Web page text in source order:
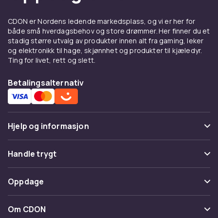
også oppgraderinger og daglig bruk
smidigere.
Riktig sokkel og brikkesett –
hvordan velge et hovedkort
AMD bruker sokkeler som AM5, mens Intels
nyere prosesserer krever LGA1700.
Brikkesettet – som B650, Z790 eller X670 –
overklokking, USB-porter, PCIe 4.0/5.0 og M.2-
lagring. Alt henger sammen – velg riktig
fundament for systemet ditt.
Mini-ITX
Hovedkort finnes i forskjellige størrelser, eller
CDON er Nordens ledende markedsplass, og vi er her for
både små hverdagsbehov og store drømmer. Her finner du et
stadig større utvalg av produkter innen alt fra gaming, leker
og elektronikk til hage, skjønnhet og produkter til kjæledyr.
Ting for livet, rett og slett.
Betalingsalternativ
Hjelp og informasjon
Vanlige spørsmål
Spor pakke
Angre & returner her
Kontakt oss
Handle trygt
Betaling
Levering
Oppdage
Kategorier
Om CDON